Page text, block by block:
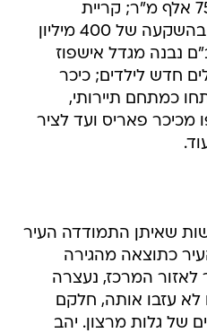
של כ-31 דונם, בו ייבנו כ-75 אלף מ"ר; קריית
הספורט החדשה מוקמת בהשקעה של 400 מיליון
נבנה מגדל אישפוז
חדש לילדים; כיכר
כמתחם תיירותי,
מכיכר פאריס ועד לציר
שאיתן התמודדה העיר
כתוצאה מהגירה
לאזור המרכז, נעצרה
לא עזבו אותה, חלקם
של גלות מרצון. יהב